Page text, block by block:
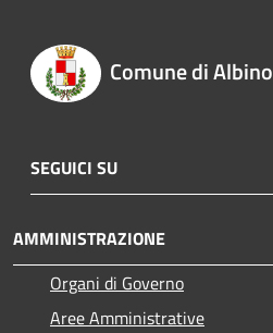
Comune di Albino
SEGUICI SU
AMMINISTRAZIONE
Organi di Governo
Aree Amministrative